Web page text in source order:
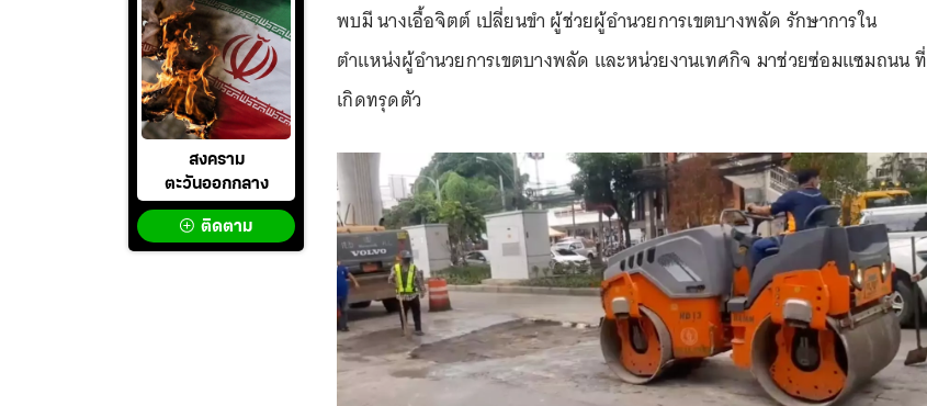
สงคราม
ตะวันออกกลาง
ติดตาม
พบมี นางเอื้อจิตต์ เปลี่ยนขำ ผู้ช่วยผู้อำนวยการเขตบางพลัด รักษาการใน
ตำแหน่งผู้อำนวยการเขตบางพลัด และหน่วยงานเทศกิจ มาช่วยซ่อมแซมถนน ที่
เกิดทรุดตัว